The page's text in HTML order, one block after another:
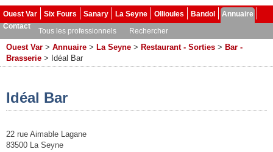
Ouest Var Six Fours Sanary La Seyne Ollioules Bandol
Annuaire
Contact
Tous les professionnels Rechercher
Ouest Var > Annuaire > La Seyne > Restaurant - Sorties > Bar -
Brasserie > Idéal Bar
Idéal Bar
22 rue Aimable Lagane
83500 La Seyne